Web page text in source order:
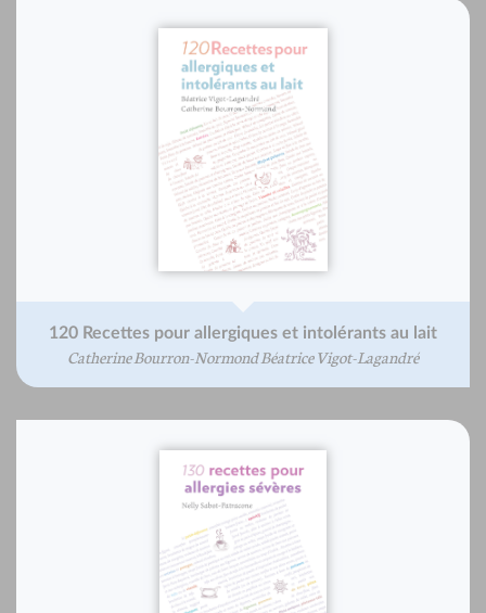
120 Recettes pour allergiques et intolérants au lait
Catherine Bourron-Normond Béatrice Vigot-Lagandré